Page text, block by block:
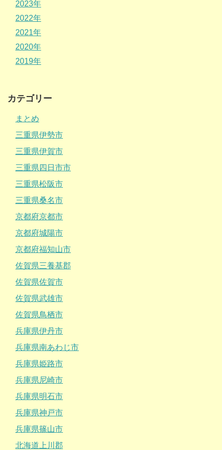
2023年
2022年
2021年
2020年
2019年
カテゴリー
まとめ
三重県伊勢市
三重県伊賀市
三重県四日市市
三重県松阪市
三重県桑名市
京都府京都市
京都府城陽市
京都府福知山市
佐賀県三養基郡
佐賀県佐賀市
佐賀県武雄市
佐賀県鳥栖市
兵庫県伊丹市
兵庫県南あわじ市
兵庫県姫路市
兵庫県尼崎市
兵庫県明石市
兵庫県神戸市
兵庫県篠山市
北海道上川郡